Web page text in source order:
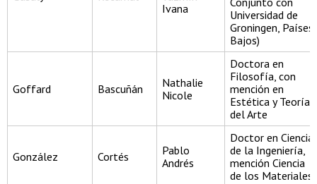
Ivana
Universidad de
Groningen, Países
Bajos)
Goffard Bascuñán
Nathalie
Nicole
Doctora en
Filosofía, con
mención en
Estética y Teoría
del Arte
González Cortés
Pablo
Andrés
Doctor en
de la Ingeniería,
mención Ciencia
de los Materiales